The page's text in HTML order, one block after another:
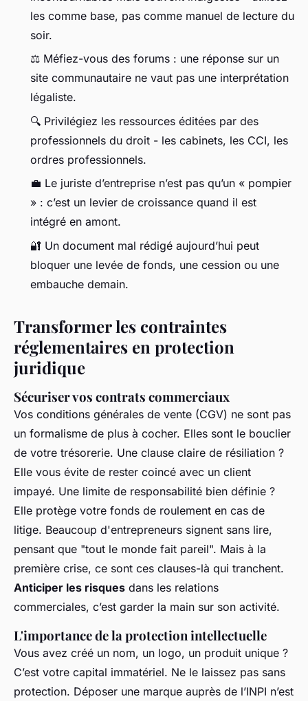
les comme base, pas comme manuel de lecture du
soir.
⚖️ Méfiez-vous des forums : une réponse sur un
site communautaire ne vaut pas une interprétation
légaliste.
🔍 Privilégiez les ressources éditées par des
professionnels du droit - les cabinets, les CCI, les
ordres professionnels.
💼 Le juriste d’entreprise n’est pas qu’un « pompier
» : c’est un levier de croissance quand il est
intégré en amont.
🔐 Un document mal rédigé aujourd’hui peut
bloquer une levée de fonds, une cession ou une
embauche demain.
Transformer les contraintes
réglementaires en protection
juridique
Sécuriser vos contrats commerciaux
Vos conditions générales de vente (CGV) ne sont pas
un formalisme de plus à cocher. Elles sont le bouclier
de votre trésorerie. Une clause claire de résiliation ?
Elle vous évite de rester coincé avec un client
impayé. Une limite de responsabilité bien définie ?
Elle protège votre fonds de roulement en cas de
litige. Beaucoup d'entrepreneurs signent sans lire,
pensant que "tout le monde fait pareil". Mais à la
première crise, ce sont ces clauses-là qui tranchent.
Anticiper les risques dans les relations
commerciales, c’est garder la main sur son activité.
L'importance de la protection intellectuelle
Vous avez créé un nom, un logo, un produit unique ?
C’est votre capital immatériel. Ne le laissez pas sans
protection. Déposer une marque auprès de l’INPI n’est